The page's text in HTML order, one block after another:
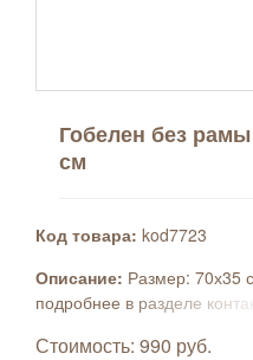
Гобелен без
см
Код товара: kod7723
Описание: Размер: 70х35
подробнее в разделе
Стоимость: 990 руб.